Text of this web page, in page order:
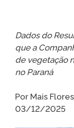
Dados do
que a
de vegetação
no Paraná
Por Mais
03/12/2025